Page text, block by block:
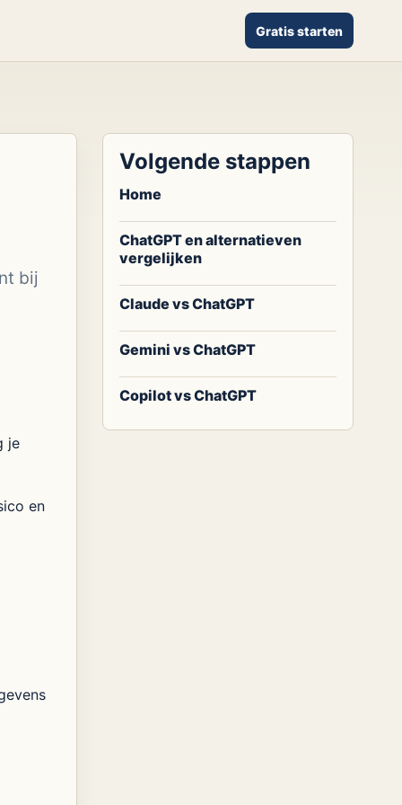
Gratis starten
bij
je
en
Volgende stappen
Home
ChatGPT en alternatieven
vergelijken
Claude vs ChatGPT
Gemini vs ChatGPT
Copilot vs ChatGPT